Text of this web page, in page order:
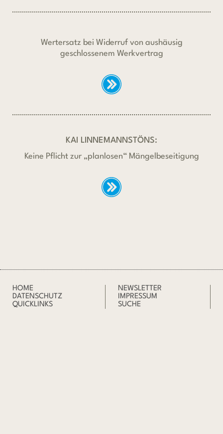
Wertersatz bei Widerruf von aushäusig
geschlossenem Werkvertrag
KAI LINNEMANNSTÖNS:
Keine Pflicht zur „planlosen“ Mängelbeseitigung
HOME
NEWSLETTER
DATENSCHUTZ
IMPRESSUM
QUICKLINKS
SUCHE